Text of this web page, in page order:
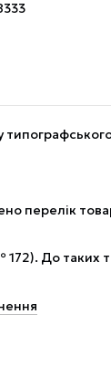
перелік
До таких